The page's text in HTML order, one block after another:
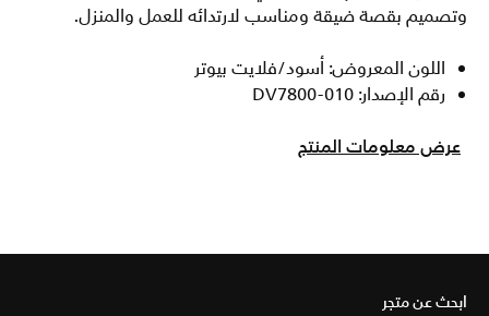
وتصميم بقصة ضيقة ومناسب لارتدائه للعمل والمنزل.
اللون المعروض: أسود/فلايت بيوتر
رقم الإصدار: DV7800-010
عرض معلومات المنتج
ابحث عن متجر